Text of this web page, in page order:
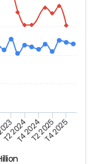
T2 2024T4 2024T2 2025T4 2025